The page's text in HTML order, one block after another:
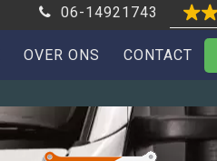
06-14921743
OVER ONS CONTACT